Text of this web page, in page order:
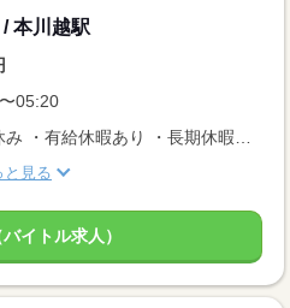
本川越駅
05:20
・シフト相談OK ・土日休み ・有給休暇あり ・長期休暇あり ※会社カレンダーによる
と見る
イトル求人）